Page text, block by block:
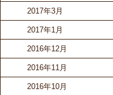
2017年3月
2017年1月
2016年12月
2016年11月
2016年10月